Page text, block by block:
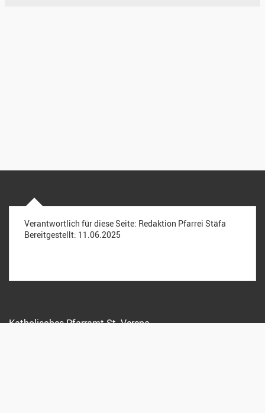
Katholisches Pfarramt St. Verena
Verantwortlich für diese Seite: Redaktion Pfarrei Stäfa
Bereitgestellt: 11.06.2025